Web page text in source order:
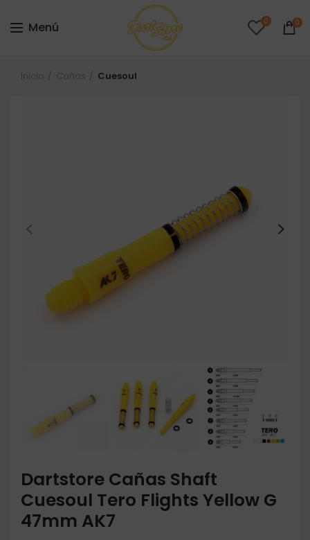
Menú 0 0
Inicio Cañas Cuesoul
Dartstore Cañas Shaft
Cuesoul Tero Flights Yellow G
47mm AK7